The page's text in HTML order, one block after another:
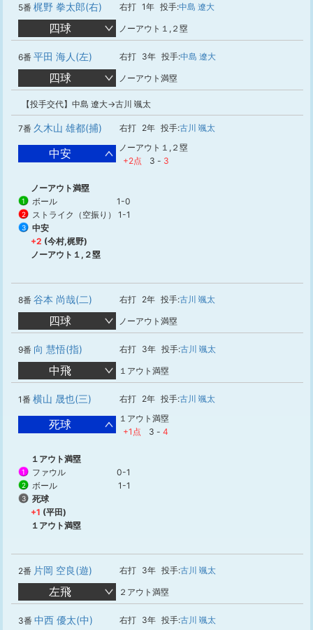
5番 梶野 拳太郎(右) 右打 1年 投手:中島 遼大
四球 ノーアウト１,２塁
6番 平田 海人(左) 右打 3年 投手:中島 遼大
四球 ノーアウト満塁
【投手交代】中島 遼大→古川 颯太
7番 久木山 雄都(捕) 右打 2年 投手:古川 颯太
中安
ノーアウト１,２塁
+2点
3 - 3
ノーアウト満塁
1 ボール 1-0
2 ストライク（空振り） 1-1
3
中安
+2 (今村,梶野)
ノーアウト１,２塁
8番 谷本 尚哉(二) 右打 2年 投手:古川 颯太
四球 ノーアウト満塁
9番 向 慧悟(指) 右打 3年 投手:古川 颯太
中飛 １アウト満塁
1番 横山 晟也(三) 右打 2年 投手:古川 颯太
死球
１アウト満塁
+1点
3 - 4
１アウト満塁
1 ファウル 0-1
2 ボール 1-1
3
死球
+1 (平田)
１アウト満塁
2番 片岡 空良(遊) 右打 3年 投手:古川 颯太
左飛 ２アウト満塁
3番 中西 優太(中) 右打 3年 投手:古川 颯太